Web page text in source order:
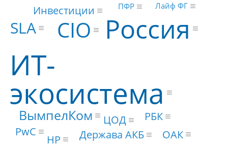
ИТ-
экосистема
Россия
CIO
SLA
ВымпелКом ЦОД
РБК
PwC
HP Держава АКБ ОАК
Инвестиции Лайф ФГ
ПФР